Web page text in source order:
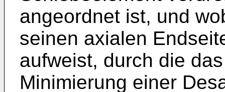
angeordnet ist, und
seinen axialen
aufweist, durch die
Minimierung einer